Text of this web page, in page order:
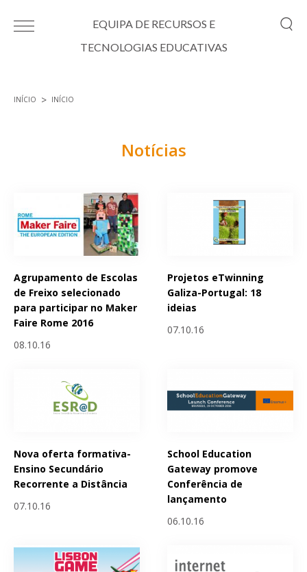
EQUIPA DE RECURSOS E
TECNOLOGIAS EDUCATIVAS
INÍCIO INÍCIO
Notícias
Agrupamento de Escolas
de Freixo selecionado
para participar no Maker
Faire Rome 2016
08.10.16
Projetos eTwinning
Galiza-Portugal: 18
ideias
07.10.16
Nova oferta formativa-
Ensino Secundário
Recorrente a Distância
07.10.16
School Education
Gateway promove
Conferência de
lançamento
06.10.16
Páginas